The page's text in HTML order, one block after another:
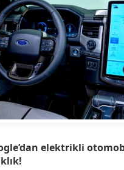
elektrikli